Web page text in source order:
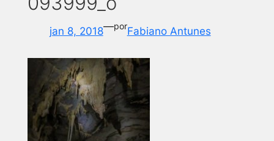
jan 8, 2018—porFabiano Antunes